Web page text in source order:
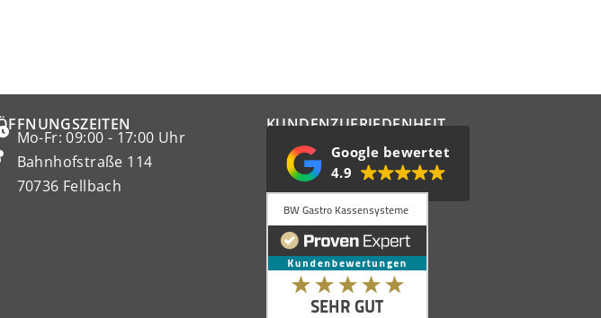
Mo-Fr: 09:00 - 17:00 Uhr
Bahnhofstraße 114
70736 Fellbach
KUNDENZUFRIEDENHEIT
Google bewertet
4.9